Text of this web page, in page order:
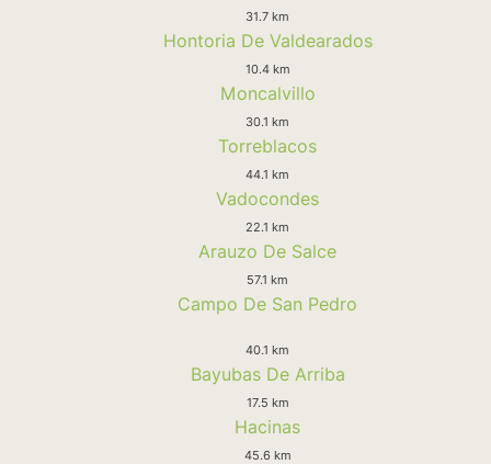
31.7 km
Hontoria De Valdearados
10.4 km
Moncalvillo
30.1 km
Torreblacos
44.1 km
Vadocondes
22.1 km
Arauzo De Salce
57.1 km
Campo De San Pedro
40.1 km
Bayubas De Arriba
17.5 km
Hacinas
45.6 km